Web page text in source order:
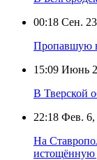
00:18 Сен.
Пропавшую
15:09 Июнь
В Тверской
22:18 Фев. 6,
На
истощённую